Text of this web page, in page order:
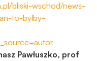
bliski-wschod/news-
to-bylby-
Pawłuszko, prof